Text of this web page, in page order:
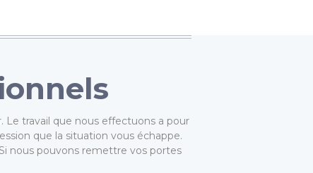
Le travail que nous effectuons a pour
que la situation vous échappe.
nous pouvons remettre vos portes